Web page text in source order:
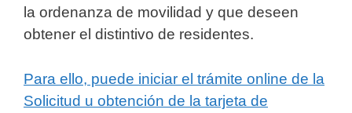
la ordenanza de movilidad y que deseen
obtener el distintivo de residentes.
Para ello, puede iniciar el trámite online de la
Solicitud u obtención de la tarjeta de